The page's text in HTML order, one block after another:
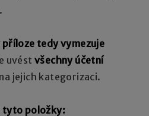
tedy vymezuje
uvéstvšechny účetní
jejich kategorizaci.
tyto položky: